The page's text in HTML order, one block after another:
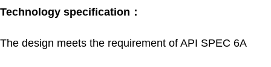
Technology specification：
The design meets the requirement of API SPEC 6A